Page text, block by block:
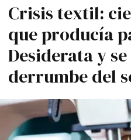
Crisis textil:
que producía
Desiderata y
derrumbe del